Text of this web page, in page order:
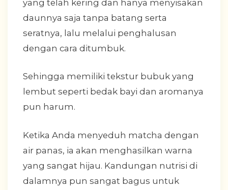
yang telah kering dan hanya menyisakan
daunnya saja tanpa batang serta
seratnya, lalu melalui penghalusan
dengan cara ditumbuk.
Sehingga memiliki tekstur bubuk yang
lembut seperti bedak bayi dan aromanya
pun harum.
Ketika Anda menyeduh matcha dengan
air panas, ia akan menghasilkan warna
yang sangat hijau. Kandungan nutrisi di
dalamnya pun sangat bagus untuk